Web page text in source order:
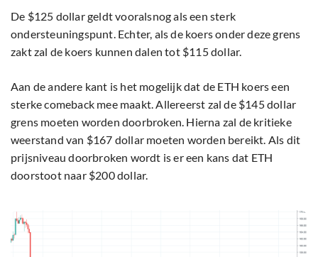
De $125 dollar geldt vooralsnog als een sterk
ondersteuningspunt. Echter, als de koers onder deze grens
zakt zal de koers kunnen dalen tot $115 dollar.
Aan de andere kant is het mogelijk dat de ETH koers een
sterke comeback mee maakt. Allereerst zal de $145 dollar
grens moeten worden doorbroken. Hierna zal de kritieke
weerstand van $167 dollar moeten worden bereikt. Als dit
prijsniveau doorbroken wordt is er een kans dat ETH
doorstoot naar $200 dollar.